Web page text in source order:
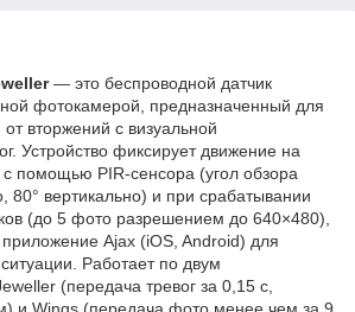
— это беспроводной датчик
фотокамерой, предназначенный для
вторжений с визуальной
Устройство фиксирует движение на
помощью PIR-сенсора (угол обзора
80° вертикально) и при срабатывании
(до 5 фото разрешением до 640×480),
Ajax (iOS, Android) для
Работает по двум
(передача тревог за 0,15 с,
и Wings (передача фото менее чем за 9